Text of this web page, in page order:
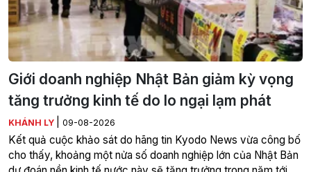
Giới doanh nghiệp Nhật Bản giảm kỳ vọng
tăng trưởng kinh tế do lo ngại lạm phát
KHÁNH LY 09-08-2026
Kết quả cuộc khảo sát do hãng tin Kyodo News vừa công bố
cho thấy, khoảng một nửa số doanh nghiệp lớn của Nhật Bản